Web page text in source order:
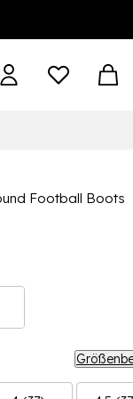
Football Boots